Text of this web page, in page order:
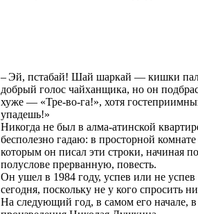
– Эй, пстабай! Шай шаркай — кишки
добрый голос чайханщика, но он
хуже — «Тре-во-га!», хотя
упадешь!»
Никогда не был в алма-атинской
бесполезно гадаю: в просторной
которым он писал эти строки, начиная
полуслове прерванную, повесть.
Он ушел в 1984 году, успев или не
сегодня, поскольку не у кого спросить
На следующий год, в самом его начале,